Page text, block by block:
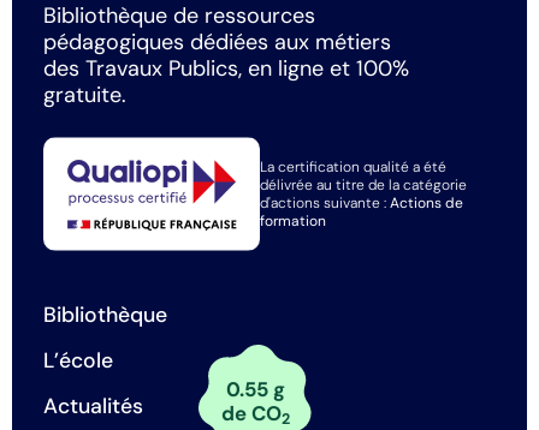
Bibliothèque de ressources
pédagogiques dédiées aux métiers
des Travaux Publics, en ligne et 100%
gratuite.
La certification qualité a été
délivrée au titre de la catégorie
d'actions suivante :Actions de
formation
Bibliothèque
L’école
Actualités
0.55 g
de CO2